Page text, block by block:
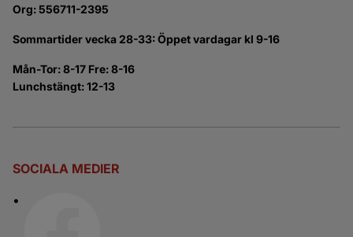
Org: 556711-2395
Sommartider vecka 28-33: Öppet vardagar kl 9-16
Mån-Tor: 8-17 Fre: 8-16
Lunchstängt: 12-13
SOCIALA MEDIER